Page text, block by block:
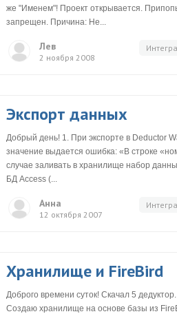
же "Именем"! Проект открывается.
запрещен. Причина: Не...
Лев
2 ноября 2008
Экспорт данных
Добрый день! 1. При экспорте в Deductor
значение выдается ошибка: «В строке
случае заливать в хранилище набор
БД Access (...
Анна
12 октября 2007
Хранилище и FireBird
Доброго времени суток! Скачал 5
Создаю хранилище на основе базы из